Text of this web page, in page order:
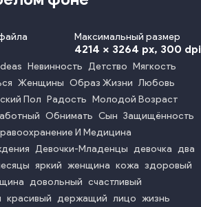
Максимальный размер
4214 x 3264 px, 300 dpi
Невинность Детство Мягкость
Женщины Образ Жизни Любовь
Пол Радость Молодой Возраст
Обнимать Сын Защищённость
И Медицина
Девочки-Младенцы девочка два
яркий женщина кожа здоровый
довольный счастливый
красивый держащий лицо жизнь